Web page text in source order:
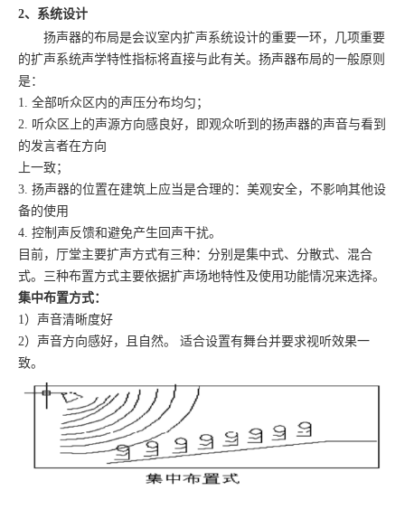
2、系统设计
扬声器的布局是会议室内扩声系统设计的重要一环，几项重要
的扩声系统声学特性指标将直接与此有关。扬声器布局的一般原则
是：
1. 全部听众区内的声压分布均匀；
2. 听众区上的声源方向感良好，即观众听到的扬声器的声音与看到
的发言者在方向
上一致；
3. 扬声器的位置在建筑上应当是合理的：美观安全，不影响其他设
备的使用
4. 控制声反馈和避免产生回声干扰。
目前，厅堂主要扩声方式有三种：分别是集中式、分散式、混合
式。三种布置方式主要依据扩声场地特性及使用功能情况来选择。
集中布置方式：
1）声音清晰度好
2）声音方向感好，且自然。 适合设置有舞台并要求视听效果一
致。